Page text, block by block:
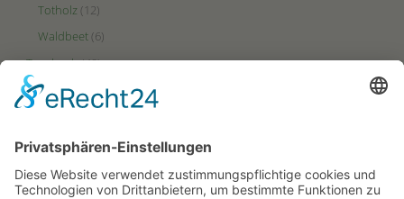
Totholz (12)
Waldbeet(6)
Tagebuch(48)
Videos(2)
Ertrags-Zone(23)
HotSpot-Zone(27)